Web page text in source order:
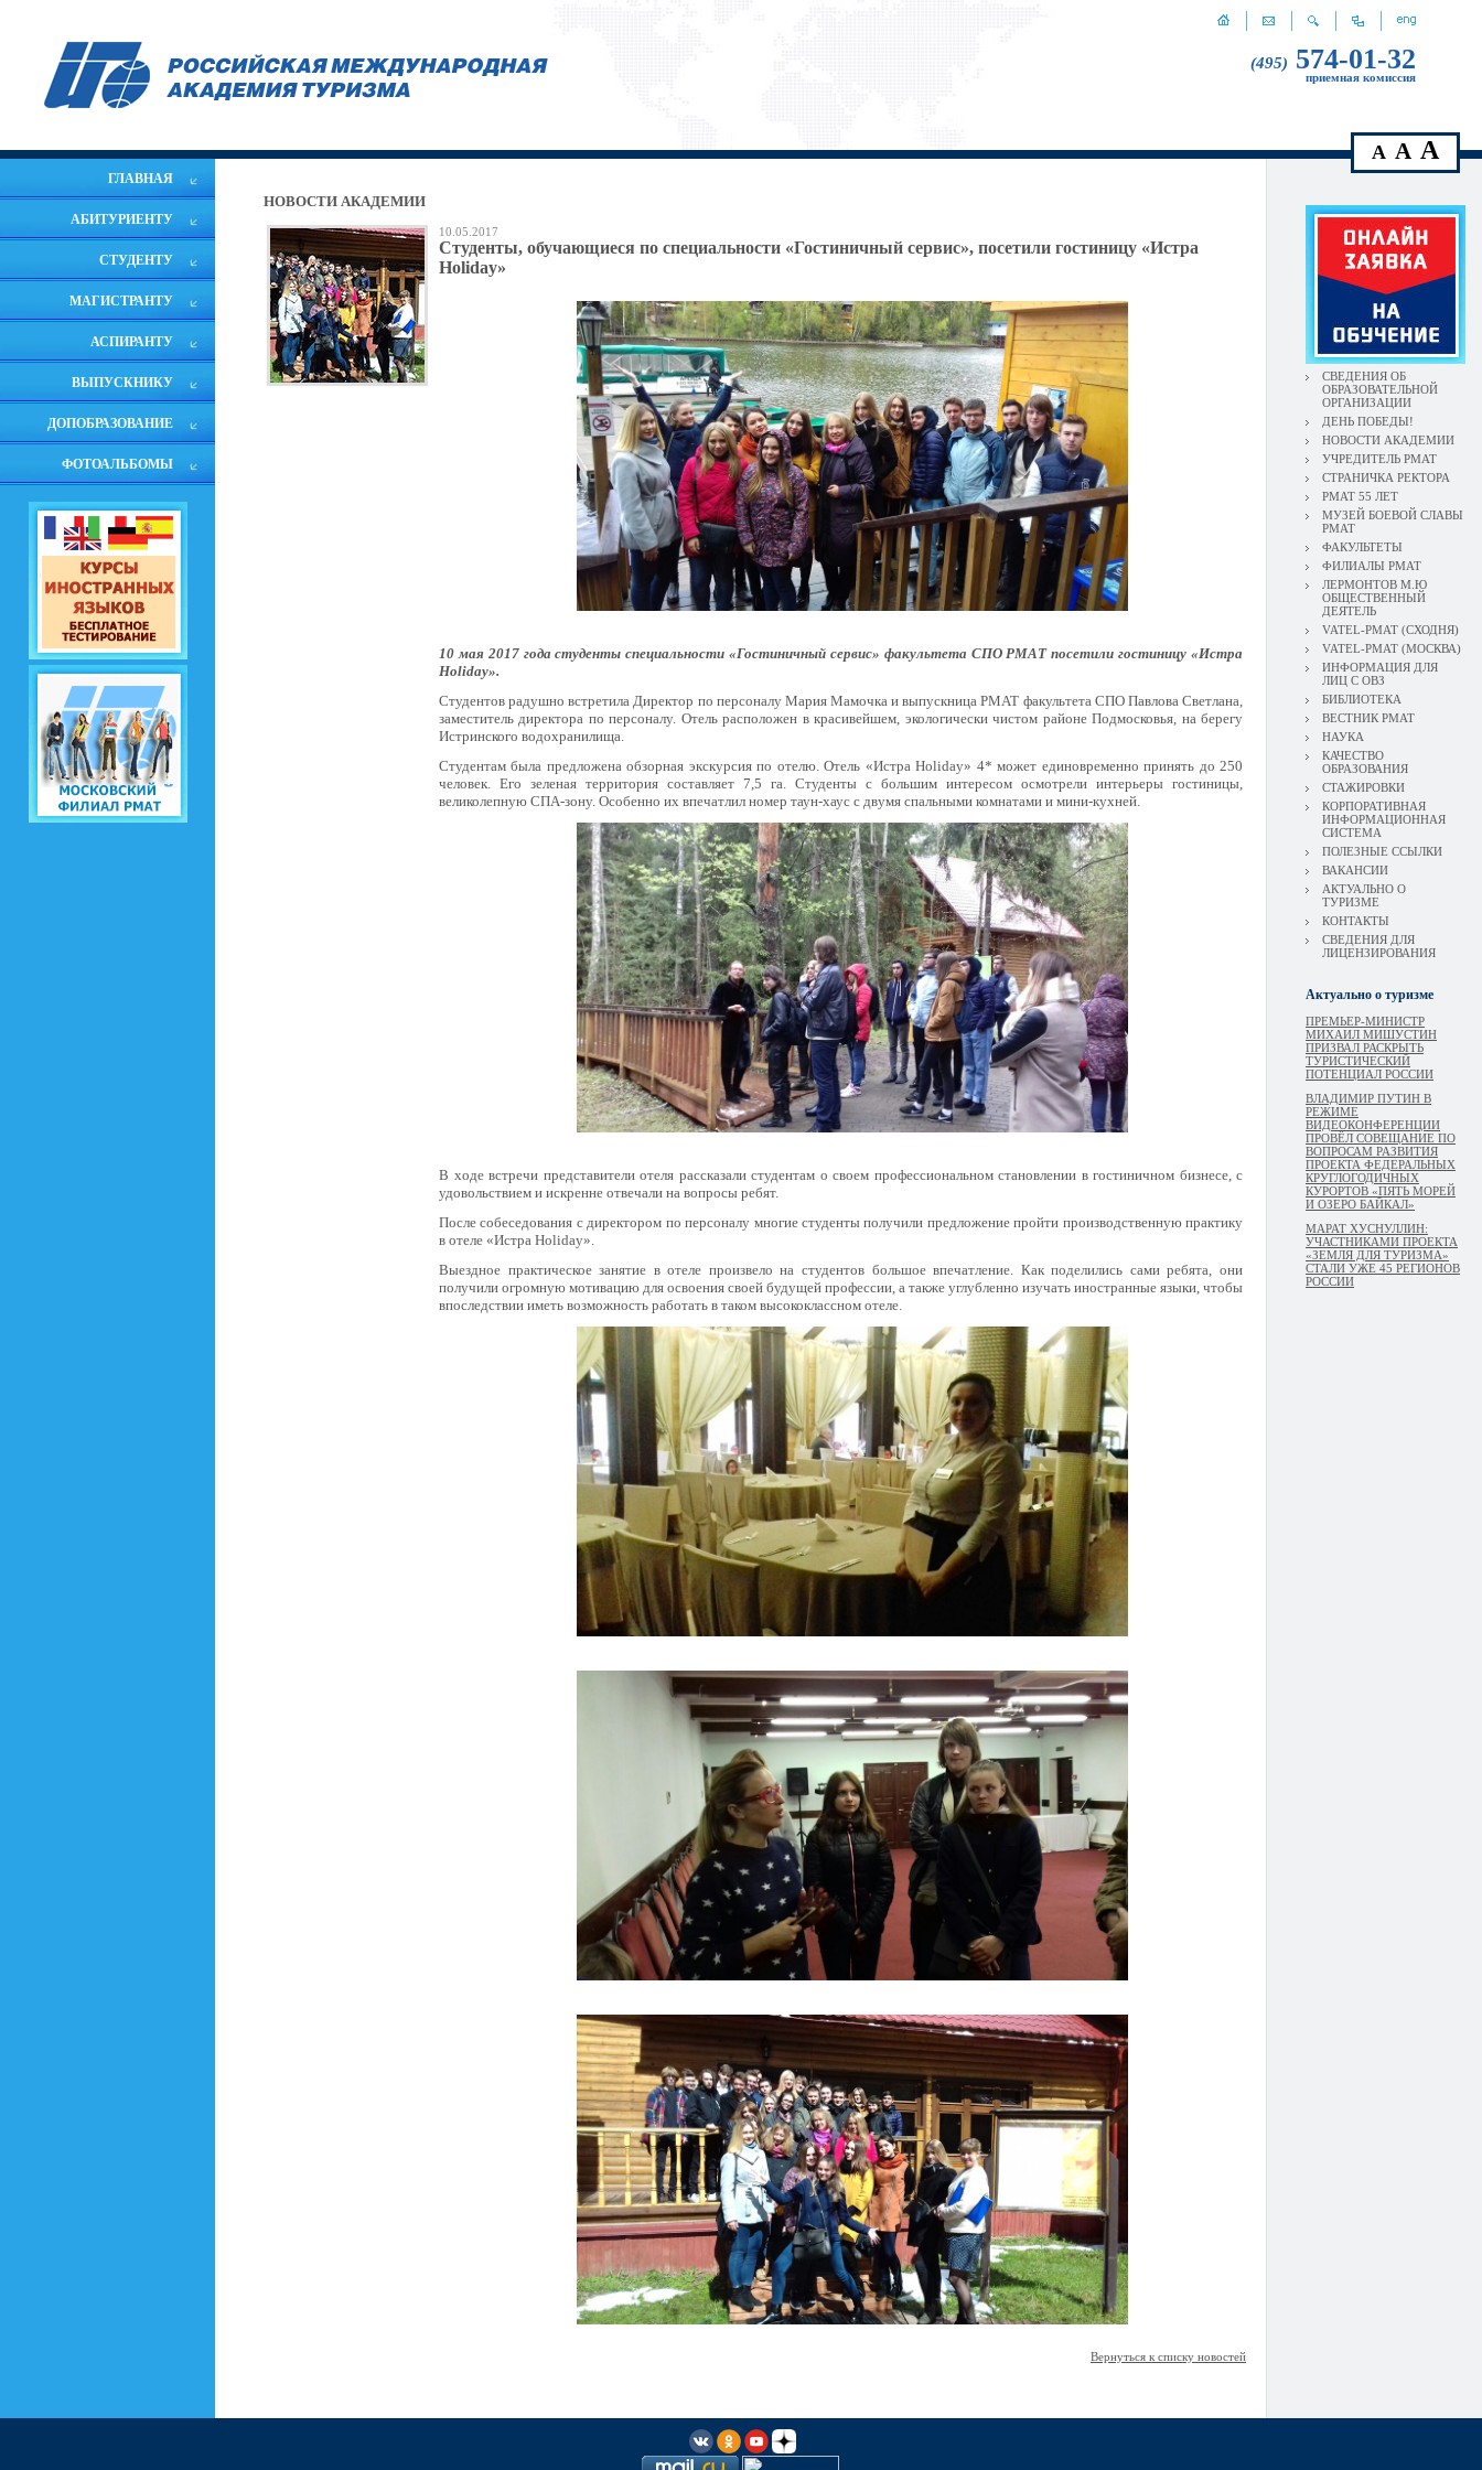
(495) 574-01-32
приемная комиссия
ГЛАВНАЯ
АБИТУРИЕНТУ
СТУДЕНТУ
МАГИСТРАНТУ
АСПИРАНТУ
ВЫПУСКНИКУ
ДОПОБРАЗОВАНИЕ
ФОТОАЛЬБОМЫ
A A A
НОВОСТИ АКАДЕМИИ
10.05.2017
Студенты, обучающиеся по специальности «Гостиничный сервис», посетили гостиницу «Истра
Holiday»
10 мая 2017 года студенты специальности «Гостиничный сервис» факультета СПО РМАТ посетили гостиницу «Истра
Holiday».
Студентов радушно встретила Директор по персоналу Мария Мамочка и выпускница РМАТ факультета СПО Павлова Светлана,
заместитель директора по персоналу. Отель расположен в красивейшем, экологически чистом районе Подмосковья, на берегу
Истринского водохранилища.
Студентам была предложена обзорная экскурсия по отелю. Отель «Истра Holiday» 4* может единовременно принять до 250
человек. Его зеленая территория составляет 7,5 га. Студенты с большим интересом осмотрели интерьеры гостиницы,
великолепную СПА-зону. Особенно их впечатлил номер таун-хаус с двумя спальными комнатами и мини-кухней.
В ходе встречи представители отеля рассказали студентам о своем профессиональном становлении в гостиничном бизнесе, с
удовольствием и искренне отвечали на вопросы ребят.
После собеседования с директором по персоналу многие студенты получили предложение пройти производственную практику
в отеле «Истра Holiday».
Выездное практическое занятие в отеле произвело на студентов большое впечатление. Как поделились сами ребята, они
получили огромную мотивацию для освоения своей будущей профессии, а также углубленно изучать иностранные языки, чтобы
впоследствии иметь возможность работать в таком высококлассном отеле.
Вернуться к списку новостей
СВЕДЕНИЯ ОБ
ОБРАЗОВАТЕЛЬНОЙ
ОРГАНИЗАЦИИ
ДЕНЬ ПОБЕДЫ!
НОВОСТИ АКАДЕМИИ
УЧРЕДИТЕЛЬ РМАТ
СТРАНИЧКА РЕКТОРА
РМАТ 55 ЛЕТ
МУЗЕЙ БОЕВОЙ СЛАВЫ
РМАТ
ФАКУЛЬТЕТЫ
ФИЛИАЛЫ РМАТ
ЛЕРМОНТОВ М.Ю
ОБЩЕСТВЕННЫЙ
ДЕЯТЕЛЬ
VATEL-РМАТ (СХОДНЯ)
VATEL-РМАТ (МОСКВА)
ИНФОРМАЦИЯ ДЛЯ
ЛИЦ С ОВЗ
БИБЛИОТЕКА
ВЕСТНИК РМАТ
НАУКА
КАЧЕСТВО
ОБРАЗОВАНИЯ
СТАЖИРОВКИ
КОРПОРАТИВНАЯ
ИНФОРМАЦИОННАЯ
СИСТЕМА
ПОЛЕЗНЫЕ ССЫЛКИ
ВАКАНСИИ
АКТУАЛЬНО О
ТУРИЗМЕ
КОНТАКТЫ
СВЕДЕНИЯ ДЛЯ
ЛИЦЕНЗИРОВАНИЯ
Актуально о туризме
ПРЕМЬЕР-МИНИСТР
МИХАИЛ МИШУСТИН
ПРИЗВАЛ РАСКРЫТЬ
ТУРИСТИЧЕСКИЙ
ПОТЕНЦИАЛ РОССИИ
ВЛАДИМИР ПУТИН В
РЕЖИМЕ
ВИДЕОКОНФЕРЕНЦИИ
ПРОВЁЛ СОВЕЩАНИЕ ПО
ВОПРОСАМ РАЗВИТИЯ
ПРОЕКТА ФЕДЕРАЛЬНЫХ
КРУГЛОГОДИЧНЫХ
КУРОРТОВ «ПЯТЬ МОРЕЙ
И ОЗЕРО БАЙКАЛ»
МАРАТ ХУСНУЛЛИН:
УЧАСТНИКАМИ ПРОЕКТА
«ЗЕМЛЯ ДЛЯ ТУРИЗМА»
СТАЛИ УЖЕ 45 РЕГИОНОВ
РОССИИ